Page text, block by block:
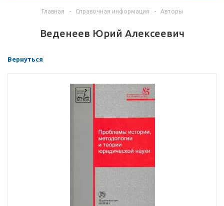
Главная - Справочная информация - Авторы
Веденеев Юрий Алексеевич
Вернуться